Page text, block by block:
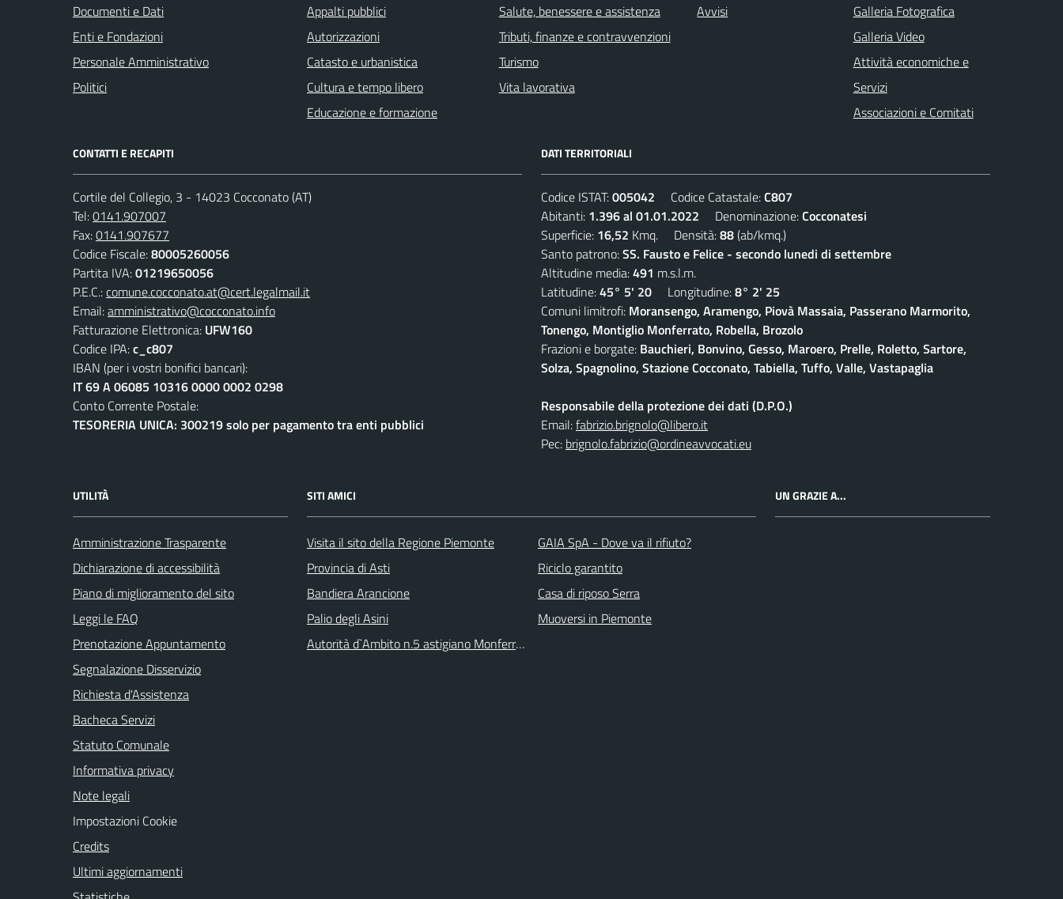
Documenti e Dati
Enti e Fondazioni
Personale Amministrativo
Politici
Appalti pubblici
Autorizzazioni
Catasto e urbanistica
Cultura e tempo libero
Educazione e formazione
Salute, benessere e assistenza
Tributi, finanze e contravvenzioni
Turismo
Vita lavorativa
Avvisi
Galleria Fotografica
Galleria Video
Attività economiche e
Servizi
Associazioni e Comitati
CONTATTI E RECAPITI
Cortile del Collegio, 3 - 14023 Cocconato (AT)
Tel:0141.907007
Fax:0141.907677
Codice Fiscale:80005260056
Partita IVA:01219650056
P.E.C.:comune.cocconato.at@cert.legalmail.it
Email:amministrativo@cocconato.info
Fatturazione Elettronica: UFW160
Codice IPA:c_c807
IBAN (per i vostri bonifici bancari):
IT 69 A 06085 10316 0000 0002 0298
Conto Corrente Postale:
TESORERIA UNICA: 300219 solo per pagamento tra enti pubblici
DATI TERRITORIALI
Codice ISTAT:005042 Codice Catastale:C807
Abitanti: 1.396 al 01.01.2022 Denominazione:Cocconatesi
Superficie: 16,52 Kmq. Densità:88(ab/kmq.)
Santo patrono:SS. Fausto e Felice - secondo lunedi di settembre
Altitudine media:491 m.s.l.m.
Latitudine:45° 5' 20 Longitudine:8° 2' 25
Comuni limitrofi: Moransengo, Aramengo, Piovà Massaia, Passerano Marmorito,
Tonengo, Montiglio Monferrato, Robella, Brozolo
Frazioni e borgate: Bauchieri, Bonvino, Gesso, Maroero, Prelle, Roletto, Sartore,
Solza, Spagnolino, Stazione Cocconato, Tabiella, Tuffo, Valle, Vastapaglia
Responsabile della protezione dei dati (D.P.O.)
Email:fabrizio.brignolo@libero.it
Pec: brignolo.fabrizio@ordineavvocati.eu
UTILITÀ
Amministrazione Trasparente
Dichiarazione di accessibilità
Piano di miglioramento del sito
Leggi le FAQ
Prenotazione Appuntamento
Segnalazione Disservizio
Richiesta d'Assistenza
Bacheca Servizi
Statuto Comunale
Informativa privacy
Note legali
Impostazioni Cookie
Credits
Ultimi aggiornamenti
SITI AMICI
Visita il sito della Regione Piemonte
Provincia di Asti
Bandiera Arancione
Palio degli Asini
Autorità d`Ambito n.5 astigiano Monferrato
GAIA SpA - Dove va il rifiuto?
Riciclo garantito
Casa di riposo Serra
Muoversi in Piemonte
UN GRAZIE A...